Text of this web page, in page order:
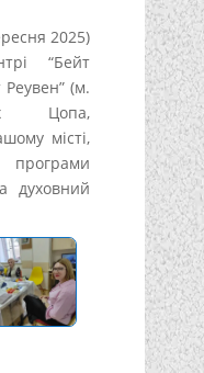
2025)
“Бейт
Реувен” (м.
Цопа,
місті,
програми
духовний